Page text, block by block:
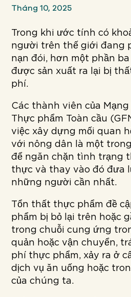
Tháng 10, 2025
Trong khi ước tính có
người trên thế giới đang
nạn đói, hơn một phần
được sản xuất ra lại bị
phí.
Các thành viên của
Thực phẩm Toàn cầu
việc xây dựng mối quan
với nông dân là một
để ngăn chặn tình trạng
thực và thay vào đó đưa
những người cần nhất.
Tổn thất thực phẩm đề
phẩm bị bỏ lại trên hoặc
trong chuỗi cung ứng
quản hoặc vận chuyển,
phí thực phẩm, xảy ra ở
dịch vụ ăn uống hoặc
của chúng ta.